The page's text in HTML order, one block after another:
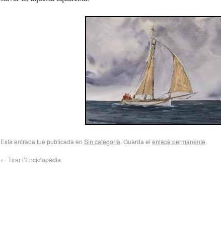
Esta entrada fue publicada en Sin categoría. Guarda el enlace permanente.
← Tirar l’Enciclopèdia